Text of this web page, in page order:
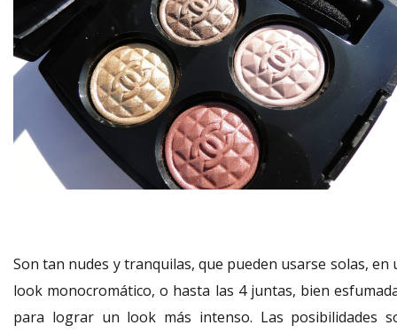
Son tan nudes y tranquilas, que pueden usarse solas, en
look monocromático, o hasta las 4 juntas, bien
para lograr un look más intenso. Las posibilidades